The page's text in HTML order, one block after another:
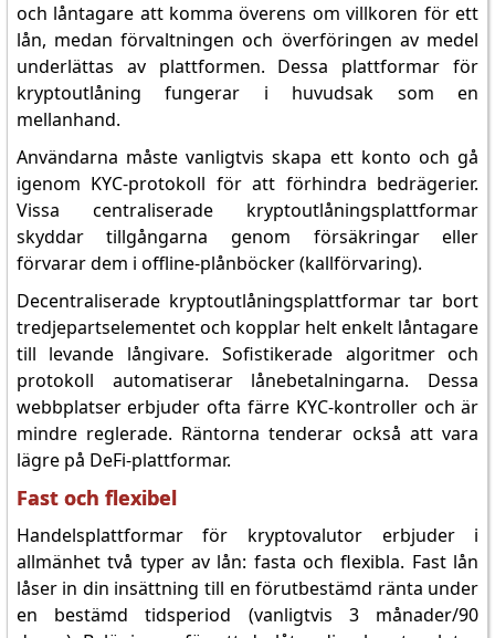
och låntagare att komma överens om villkoren för ett
lån, medan förvaltningen och överföringen av medel
underlättas av plattformen. Dessa plattformar för
kryptoutlåning fungerar i huvudsak som en
mellanhand.
Användarna måste vanligtvis skapa ett konto och gå
igenom KYC-protokoll för att förhindra bedrägerier.
Vissa centraliserade kryptoutlåningsplattformar
skyddar tillgångarna genom försäkringar eller
förvarar dem i offline-plånböcker (kallförvaring).
Decentraliserade kryptoutlåningsplattformar tar bort
tredjepartselementet och kopplar helt enkelt låntagare
till levande långivare. Sofistikerade algoritmer och
protokoll automatiserar lånebetalningarna. Dessa
webbplatser erbjuder ofta färre KYC-kontroller och är
mindre reglerade. Räntorna tenderar också att vara
lägre på DeFi-plattformar.
Fast och flexibel
Handelsplattformar för kryptovalutor erbjuder i
allmänhet två typer av lån: fasta och flexibla. Fast lån
låser in din insättning till en förutbestämd ränta under
en bestämd tidsperiod (vanligtvis 3 månader/90